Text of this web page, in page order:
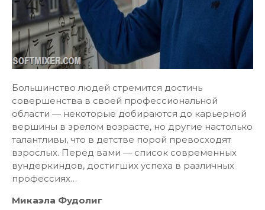
Большинство людей стремится достичь
совершенства в своей профессиональной
области — некоторые добираются до карьерной
вершины в зрелом возрасте, но другие настолько
талантливы, что в детстве порой превосходят
взрослых. Перед вами — список современных
вундеркиндов, достигших успеха в различных
профессиях…
Микаэла Фудолиг